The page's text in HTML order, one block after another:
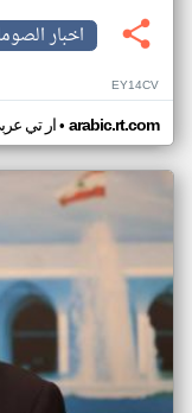
اخبار
EY14CV
ار تي• arabic.rt.com